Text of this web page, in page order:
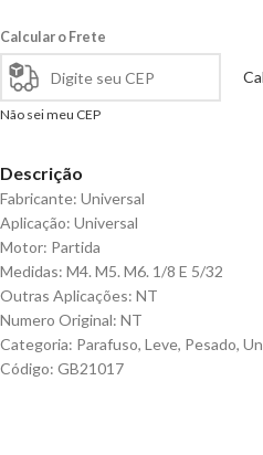
Calcular o Frete
Não sei meu CEP
Descrição
Fabricante: Universal
Aplicação: Universal
Motor: Partida
Medidas: M4. M5. M6. 1/8 E 5/32
Outras Aplicações: NT
Numero Original: NT
Categoria: Parafuso, Leve, Pesado,
Código: GB21017